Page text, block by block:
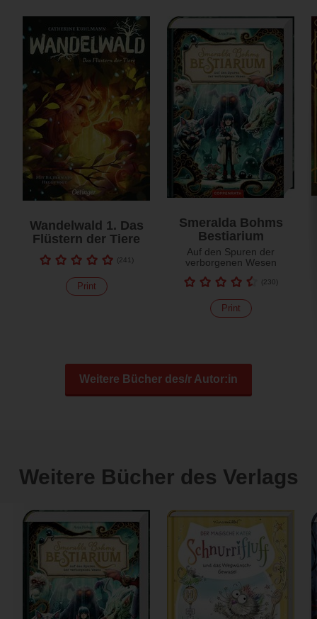
Wandelwald 1. Das
Flüstern der Tiere
(241 )
Print
Smeralda Bohms
Bestiarium
Auf den Spuren der
verborgenen Wesen
(230)
Print
Weitere Bücher des/r Autor:in
Weitere Bücher des Verlags